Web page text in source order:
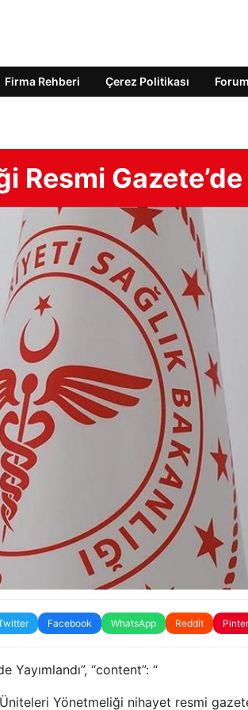
Firma Rehberi Çerez Politikası Forum
Resmi Gazete’de
Facebook WhatsApp Reddit
“content”: “
Yönetmeliği nihayet resmi